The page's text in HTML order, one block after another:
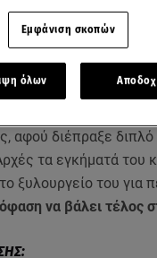
των
έρχεται στη
αφού διέπραξε διπλό
τα εγκήματά του
ξυλουργείο του για
να βάλει τέλος
Εμφάνιση σκοπών
όλων